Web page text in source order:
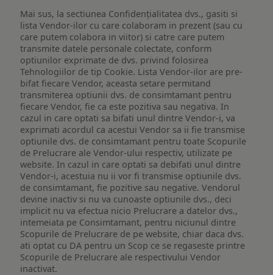
Mai sus, la sectiunea Confidențialitatea dvs., gasiti si
lista Vendor-ilor cu care colaboram in prezent (sau cu
care putem colabora in viitor) si catre care putem
transmite datele personale colectate, conform
optiunilor exprimate de dvs. privind folosirea
Tehnologiilor de tip Cookie. Lista Vendor-ilor are pre-
bifat fiecare Vendor, aceasta setare permitand
transmiterea optiunii dvs. de consimtamant pentru
fiecare Vendor, fie ca este pozitiva sau negativa. In
cazul in care optati sa bifati unul dintre Vendor-i, va
exprimati acordul ca acestui Vendor sa ii fie transmise
optiunile dvs. de consimtamant pentru toate Scopurile
de Prelucrare ale Vendor-ului respectiv, utilizate pe
website. In cazul in care optati sa debifati unul dintre
Vendor-i, acestuia nu ii vor fi transmise optiunile dvs.
de consimtamant, fie pozitive sau negative. Vendorul
devine inactiv si nu va cunoaste optiunile dvs., deci
implicit nu va efectua nicio Prelucrare a datelor dvs.,
intemeiata pe Consimtamant, pentru niciunul dintre
Scopurile de Prelucrare de pe website, chiar daca dvs.
ati optat cu DA pentru un Scop ce se regaseste printre
Scopurile de Prelucrare ale respectivului Vendor
inactivat.